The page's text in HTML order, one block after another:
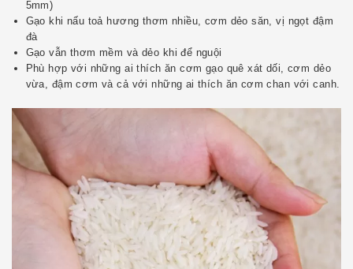
5mm)
Gạo khi nấu toả hương thơm nhiều, cơm dẻo săn, vị ngọt đậm
đà
Gạo vẫn thơm mềm và dẻo khi để nguội
Phù hợp với những ai thích ăn cơm gạo quê xát dối, cơm dẻo
vừa, đậm cơm và cả với những ai thích ăn cơm chan với canh.